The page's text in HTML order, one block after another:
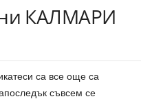
КАЛМАРИ
са все още са
съвсем се